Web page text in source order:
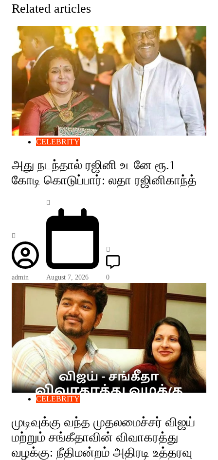
Related articles
CELEBRITY
அது நடந்தால் ரஜினி உடனே ரூ.1
கோடி கொடுப்பார்: லதா ரஜினிகாந்த்
admin August 7, 2026 0
CELEBRITY
முடிவுக்கு வந்த முதலமைச்சர் விஜய்
மற்றும் சங்கீதாவின் விவாகரத்து
வழக்கு: நீதிமன்றம் அதிரடி உத்தரவு